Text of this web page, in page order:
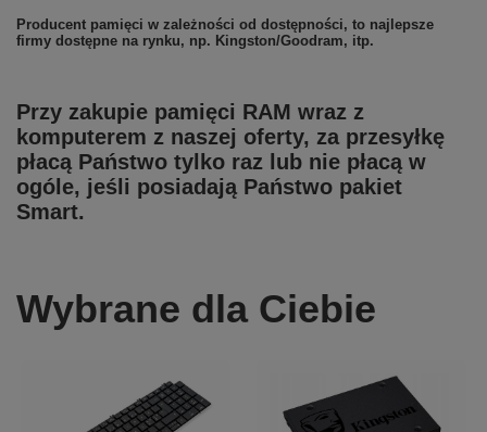
Producent pamięci w zależności od dostępności, to najlepsze
firmy dostępne na rynku, np. Kingston/Goodram, itp.
Przy zakupie pamięci RAM wraz z
komputerem z naszej oferty, za przesyłkę
płacą Państwo tylko raz lub nie płacą w
ogóle, jeśli posiadają Państwo pakiet
Smart.
Wybrane dla Ciebie